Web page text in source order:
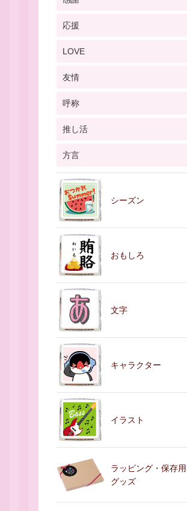
応援
LOVE
友情
呼称
推し活
方言
シーズン
おもしろ
文字
キャラクター
イラスト
ラッピング・保存用
グッズ